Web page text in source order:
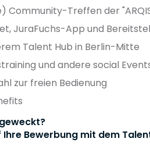
Community-Treffen der
JuraFuchs-App und
Talent Hub in Berlin-Mitte
und andere social
zur freien Bedienung
Bewerbung mit dem